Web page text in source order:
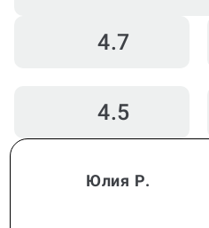
4.7
4.5
Юлия Р.